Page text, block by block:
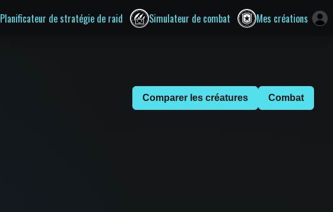
Planificateur de stratégie de raid Simulateur de combat Mes créations
Comparer les créatures Combat